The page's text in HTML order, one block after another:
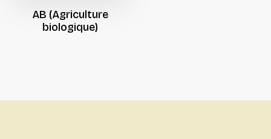
AB (Agriculture
biologique)